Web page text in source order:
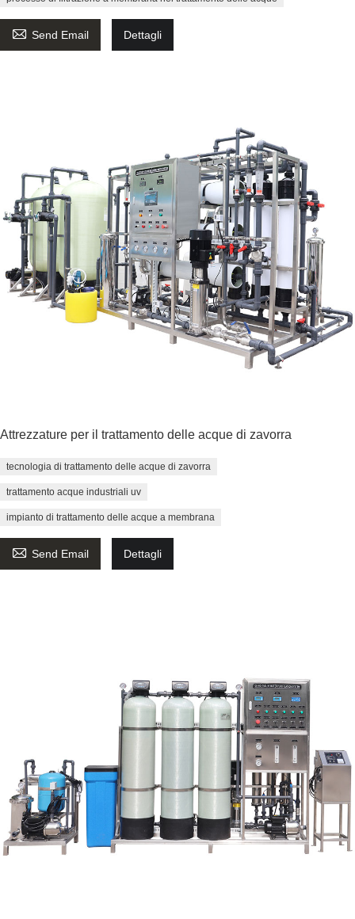
 Send Email Dettagli
Attrezzature per il trattamento delle acque di zavorra
tecnologia di trattamento delle acque di zavorra
trattamento acque industriali uv
impianto di trattamento delle acque a membrana
 Send Email Dettagli